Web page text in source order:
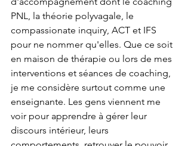
PNL, la théorie polyvagale, le
compassionate inquiry, ACT et IFS
pour ne nommer qu'elles. Que ce soit
en maison de thérapie ou lors de mes
interventions et séances de coaching,
je me considère surtout comme une
enseignante. Les gens viennent me
voir pour apprendre à gérer leur
discours intérieur, leurs